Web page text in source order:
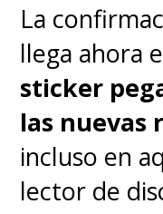
La
llega ahora
sticker
las nuevas
incluso en
lector de